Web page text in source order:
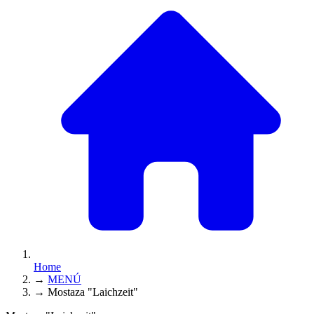
Home
→ MENÚ
→ Mostaza "Laichzeit"